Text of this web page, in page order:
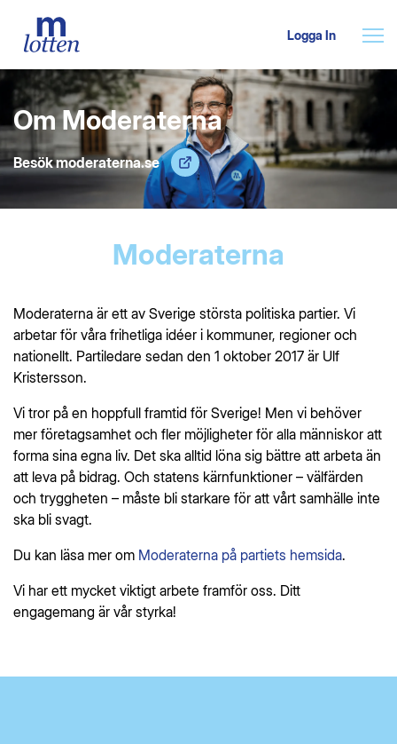
Logga In
Om Moderaterna
Besök moderaterna.se
Moderaterna
Moderaterna är ett av Sverige största politiska partier. Vi
arbetar för våra frihetliga idéer i kommuner, regioner och
nationellt. Partiledare sedan den 1 oktober 2017 är Ulf
Kristersson.
Vi tror på en hoppfull framtid för Sverige! Men vi behöver
mer företagsamhet och fler möjligheter för alla människor att
forma sina egna liv. Det ska alltid löna sig bättre att arbeta än
att leva på bidrag. Och statens kärnfunktioner – välfärden
och tryggheten – måste bli starkare för att vårt samhälle inte
ska bli svagt.
Du kan läsa mer om Moderaterna på partiets hemsida.
Vi har ett mycket viktigt arbete framför oss. Ditt
engagemang är vår styrka!